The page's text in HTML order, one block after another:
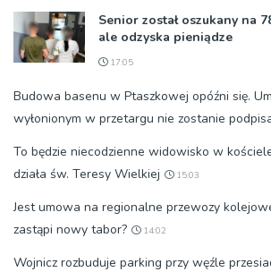
Senior został oszukany na
ale odzyska pieniądze
17:05
Budowa basenu w Ptaszkowej opóźni się.
wyłonionym w przetargu nie zostanie
To będzie niecodzienne widowisko w
działa św. Teresy Wielkiej
15:03
Jest umowa na regionalne przewozy
zastąpi nowy tabor?
14:02
Wojnicz rozbuduje parking przy węźle